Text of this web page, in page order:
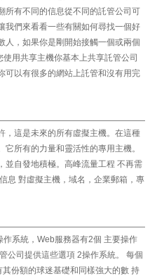
所有不同的信息從不同的託管公司可
我們來看看一些有關如何尋找一個好
人，如果你是剛開始接觸一個或兩個
用共享主機你基本上共享託管公司
可以有很多的網站上託管和沒有用完
，這是未來的所有虛擬主機。在這種
所有的力量和靈活性的專用主機。
並自發地積極。高峰流量工程 不再需
息 對虛擬主機，域名，企業郵箱，專
系統，Web服務器有2個 主要操作
公司提供這些選項 2操作系統。 每個
份額的球迷基礎和同樣強大的數 持